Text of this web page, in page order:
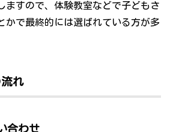
ますので、体験教室などで子どもさ
かで最終的には選ばれている方が多
れ
合わせ